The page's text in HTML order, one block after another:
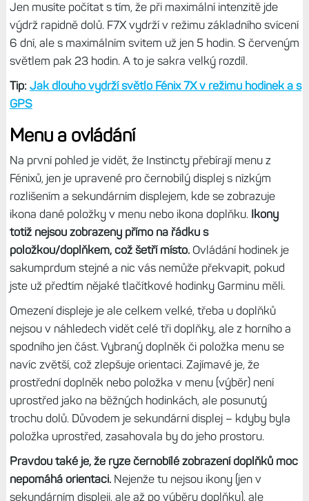
slunce, nebo v interiéru. Odlesky společně se solární
plochou vytváří velmi zajímavou barevnou kombinaci. A
navíc to zvýrazňuje netradiční tvar displeje.
Když přijde tma
Když byly uvedeny hodinky Fénix 7X, potěšil nás Garmin
dostatečně světlo na to, abyste večer doběhli domů nebo
si mohli přisvítit, když něco hledáte a zrovna vypadne
proud. Navíc červené světlo pomáhá při běhu – v režimu
kadence svítí bílá, když ruka jde dopředu, a červená, když
dozadu. Světlo také umí vyblikat SOS apod.
V modelu Enduro 2 už bylo světlo dvakrát silnější, a to
samé světlo dostaly i hodinky Instinct 2X.Umí jak bílou, ta
červenou a taktická verze navíc zelenou. Pustíte ho buď z
menu rychlé volby, zkratkou nebo dvojstiskem tlačítka
Power – to je stejné jako u Fénixů. Na světlo jsem si tak
zvykl, že mi teď Epixy se svítícím displejem přijdou jako
nepoužitelná bludička.
Jen musíte počítat s tím, že při maximální intenzitě jde
výdrž rapidně dolů. F7X vydrží v režimu základního svícení
6 dní, ale s maximálním svitem už jen 5 hodin. S červeným
světlem pak 23 hodin. A to je sakra velký rozdíl.
Tip:Jak dlouho vydrží světlo Fénix 7X v režimu hodinek a s
GPS
Menu a ovládání